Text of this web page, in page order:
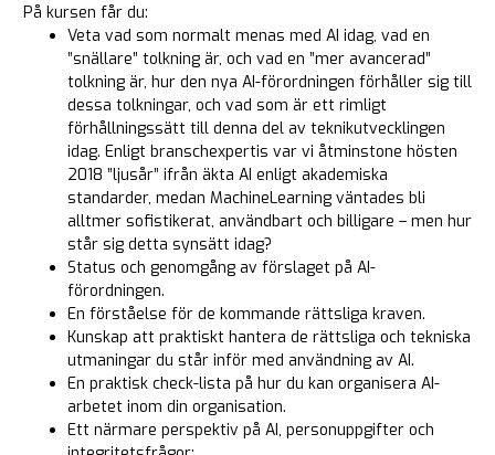
På kursen får du:
Veta vad som normalt menas med AI idag, vad en
”snällare” tolkning är, och vad en ”mer avancerad”
tolkning är, hur den nya AI-förordningen förhåller sig till
dessa tolkningar, och vad som är ett rimligt
förhållningssätt till denna del av teknikutvecklingen
idag. Enligt branschexpertis var vi åtminstone hösten
2018 ”ljusår” ifrån äkta AI enligt akademiska
standarder, medan MachineLearning väntades bli
alltmer sofistikerat, användbart och billigare – men hur
står sig detta synsätt idag?
Status och genomgång av förslaget på AI-
förordningen.
En förståelse för de kommande rättsliga kraven.
Kunskap att praktiskt hantera de rättsliga och tekniska
utmaningar du står inför med användning av AI.
En praktisk check-lista på hur du kan organisera AI-
arbetet inom din organisation.
Ett närmare perspektiv på AI, personuppgifter och